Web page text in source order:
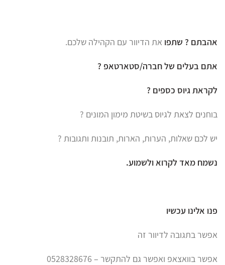
אהבתם ? שתפו את הדיוור עם הקהילה שלכם.
אתם בעלים של חברה/סטארטאפ ?
לקראת גיוס כספים ?
בוחנים לצאת לגיוס בשיטת מימון המונים ?
יש לכם שאלות, הערות, הארות, תובנות ותגובות ?
נשמח מאד לקרוא ולשמוע.
פנו אלינו עכשיו
אפשר בתגובה לדיוור זה
אפשר בוואצאפ ואפשר גם להתקשר – 0528328676